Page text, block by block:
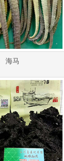
海马